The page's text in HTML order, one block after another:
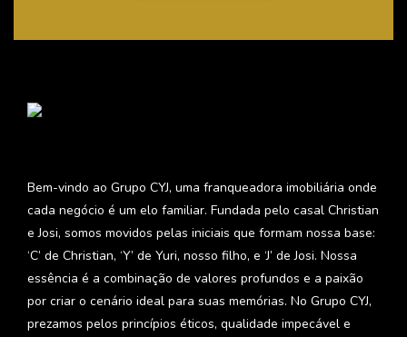
Bem-vindo ao Grupo CYJ, uma franqueadora imobiliária onde
cada negócio é um elo familiar. Fundada pelo casal Christian
e Josi, somos movidos pelas iniciais que formam nossa base:
‘C’ de Christian, ‘Y’ de Yuri, nosso filho, e ‘J’ de Josi. Nossa
essência é a combinação de valores profundos e a paixão
por criar o cenário ideal para suas memórias. No Grupo CYJ,
prezamos pelos princípios éticos, qualidade impecável e